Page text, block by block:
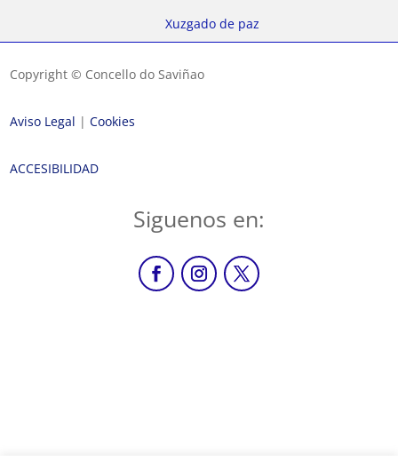
Xuzgado de paz
Copyright © Concello do Saviñao
Aviso Legal |Cookies
ACCESIBILIDAD
Siguenos en: